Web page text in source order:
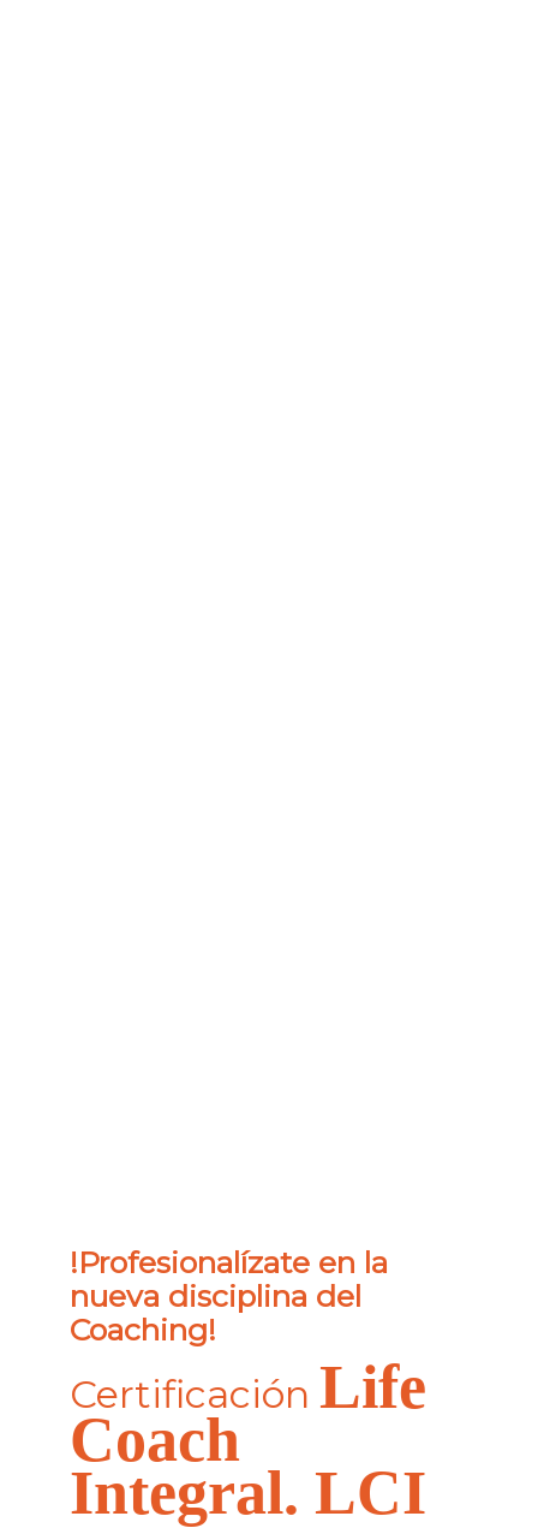
!Profesionalízate en la
nueva disciplina del
Coaching!
Certificación Life
Coach
Integral. LCI